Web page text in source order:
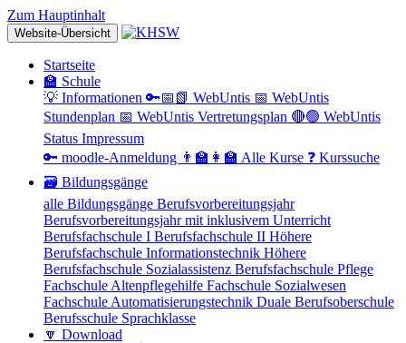
Zum Hauptinhalt
Website-Übersicht
Startseite
🏫 Schule
💡 Informationen 🔑📅📗 WebUntis 📅 WebUntis
Stundenplan 📅 WebUntis Vertretungsplan 🔴🟢 WebUntis
Status Impressum
🔑 moodle-Anmeldung 👨‍🏫👩‍🏫 Alle Kurse ❓ Kurssuche
🗃 Bildungsgänge
alle Bildungsgänge Berufsvorbereitungsjahr
Berufsvorbereitungsjahr mit inklusivem Unterricht
Berufsfachschule I Berufsfachschule II Höhere
Berufsfachschule Informationstechnik Höhere
Berufsfachschule Sozialassistenz Berufsfachschule Pflege
Fachschule Altenpflegehilfe Fachschule Sozialwesen
Fachschule Automatisierungstechnik Duale Berufsoberschule
Berufsschule Sprachklasse
🔽 Download